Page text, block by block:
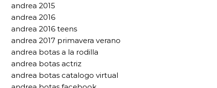
andrea 2015
andrea 2016
andrea 2016 teens
andrea 2017 primavera verano
andrea botas a la rodilla
andrea botas actriz
andrea botas catalogo virtual